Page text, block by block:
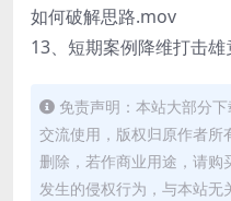
如何破解思路.mov
13、短期案例降维打击
免责声明：本站大部分
交流使用，版权归原作者
删除，若作商业用途，请购
发生的侵权行为，与本站无